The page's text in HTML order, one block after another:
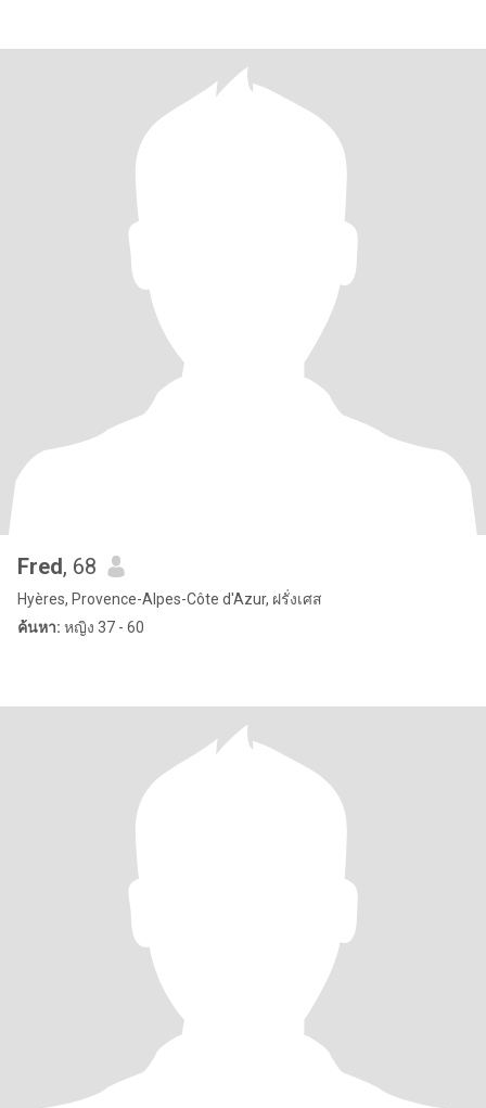
Fred, 68
Hyères, Provence-Alpes-Côte d'Azur, ฝรั่งเศส
ค้นหา: หญิง 37 - 60